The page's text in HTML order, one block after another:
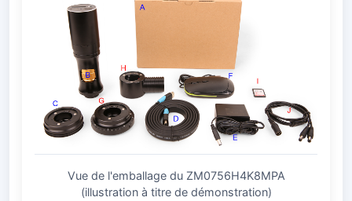
Vue de l'emballage du ZM0756H4K8MPA
(illustration à titre de démonstration)